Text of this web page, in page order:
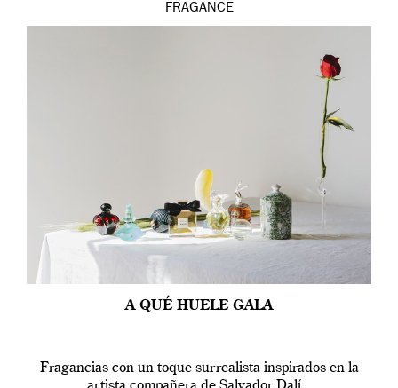
FRAGANCE
A QUÉ HUELE GALA
Fragancias con un toque surrealista inspirados en la